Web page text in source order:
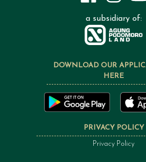
a subsidiary of:
DOWNLOAD OUR
HERE
PRIVACY POLICY
Privacy Policy